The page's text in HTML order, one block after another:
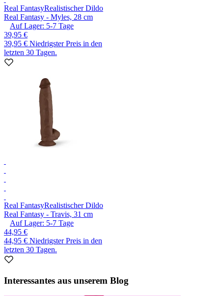
Real FantasyRealistischer Dildo
Real Fantasy - Myles, 28 cm
Auf Lager: 5-7 Tage
39,95 €
39,95 € Niedrigster Preis in den
letzten 30 Tagen.
Real FantasyRealistischer Dildo
Real Fantasy - Travis, 31 cm
Auf Lager: 5-7 Tage
44,95 €
44,95 € Niedrigster Preis in den
letzten 30 Tagen.
Interessantes aus unserem Blog